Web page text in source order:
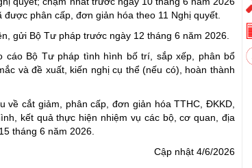
phân cấp, đơn giản hóa theo 11 Nghị quyết.
gửi Bộ Tư pháp trước ngày 12 tháng 6 năm 2026.
cáo Bộ Tư pháp tình hình bố trí, sắp xếp, phân bổ
và đề xuất, kiến nghị cụ thể (nếu có), hoàn thành
cắt giảm, phân cấp, đơn giản hóa TTHC, ĐKKD,
kết quả thực hiện nhiệm vụ các bộ, cơ quan, địa
tháng 6 năm 2026.
Cập nhật 4/6/2026